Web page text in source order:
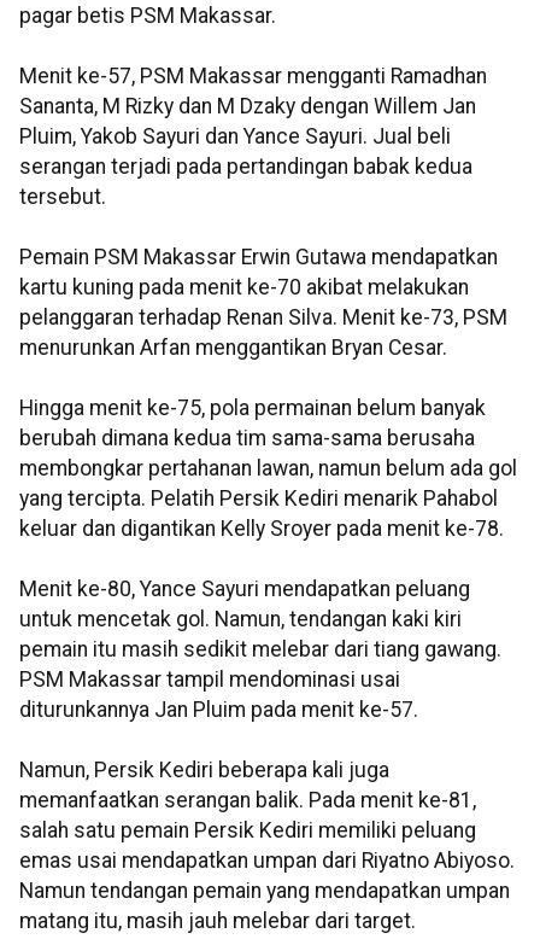
pagar betis PSM Makassar.
Menit ke-57, PSM Makassar mengganti Ramadhan
Sananta, M Rizky dan M Dzaky dengan Willem Jan
Pluim, Yakob Sayuri dan Yance Sayuri. Jual beli
serangan terjadi pada pertandingan babak kedua
tersebut.
Pemain PSM Makassar Erwin Gutawa mendapatkan
kartu kuning pada menit ke-70 akibat melakukan
pelanggaran terhadap Renan Silva. Menit ke-73, PSM
menurunkan Arfan menggantikan Bryan Cesar.
Hingga menit ke-75, pola permainan belum banyak
berubah dimana kedua tim sama-sama berusaha
membongkar pertahanan lawan, namun belum ada gol
yang tercipta. Pelatih Persik Kediri menarik Pahabol
keluar dan digantikan Kelly Sroyer pada menit ke-78.
Menit ke-80, Yance Sayuri mendapatkan peluang
untuk mencetak gol. Namun, tendangan kaki kiri
pemain itu masih sedikit melebar dari tiang gawang.
PSM Makassar tampil mendominasi usai
diturunkannya Jan Pluim pada menit ke-57.
Namun, Persik Kediri beberapa kali juga
memanfaatkan serangan balik. Pada menit ke-81,
salah satu pemain Persik Kediri memiliki peluang
emas usai mendapatkan umpan dari Riyatno Abiyoso.
Namun tendangan pemain yang mendapatkan umpan
matang itu, masih jauh melebar dari target.